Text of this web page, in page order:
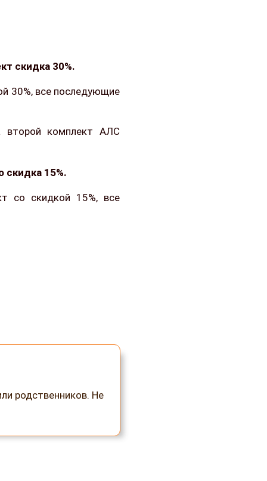
скидка 30%.
30%, все последующие
второй комплект АЛС
скидка 15%.
со скидкой 15%, все
родственников. Не